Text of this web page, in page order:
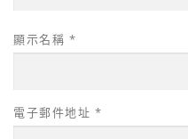
顯示名稱 *
電子郵件地址 *